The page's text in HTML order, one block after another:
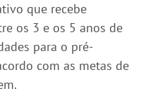
que recebe
os 3 e os 5 anos de
para o pré-
com as metas de